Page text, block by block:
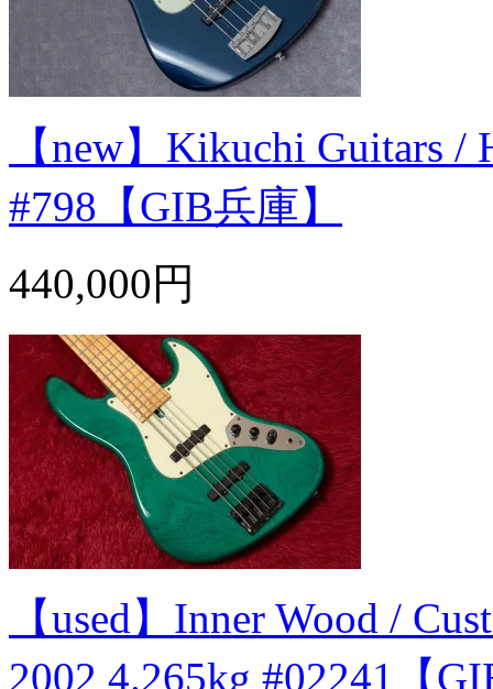
【new】Kikuchi Guitars /
#798【GIB兵庫】
440,000円
【used】Inner Wood /
2002 4.265kg #02241【